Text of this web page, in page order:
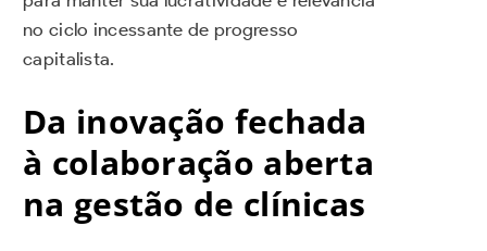
no ciclo incessante de progresso
capitalista.
Da inovação fechada
à colaboração aberta
na gestão de clínicas